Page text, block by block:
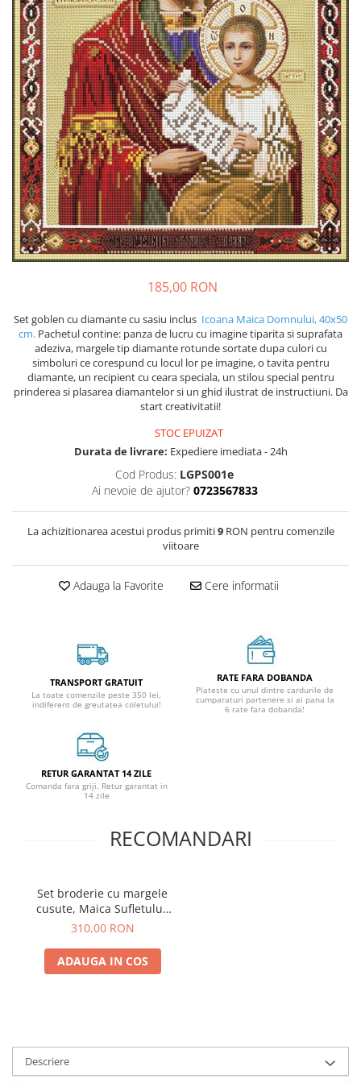
185,00 RON
Set goblen cu diamante cu sasiu inclus Icoana Maica Domnului, 40x50
cm. Pachetul contine: panza de lucru cu imagine tiparita si suprafata
adeziva, margele tip diamante rotunde sortate dupa culori cu
simboluri ce corespund cu locul lor pe imagine, o tavita pentru
diamante, un recipient cu ceara speciala, un stilou special pentru
prinderea si plasarea diamantelor si un ghid ilustrat de instructiuni. Da
start creativitatii!
STOC EPUIZAT
Durata de livrare: Expediere imediata - 24h
Cod Produs: LGPS001e
Ai nevoie de ajutor? 0723567833
La achizitionarea acestui produs primiti9RON pentru comenzile
viitoare
Adauga la Favorite Cere informatii
TRANSPORT GRATUIT
La toate comenzile peste 350 lei,
indiferent de greutatea coletului!
RATE FARA DOBANDA
Plateste cu unul dintre cardurile de
cumparaturi partenere si ai pana la
6 rate fara dobanda!
RETUR GARANTAT 14 ZILE
Comanda fara griji. Retur garantat in
14 zile
RECOMANDARI
Set broderie cu margele
cusute, Maica Sufletului,
20x25 cm
310,00 RON
ADAUGA IN COS
Descriere